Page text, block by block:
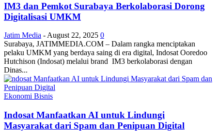
IM3 dan Pemkot Surabaya Berkolaborasi Dorong
Digitalisasi UMKM
Jatim Media - August 22, 2025 0
Surabaya, JATIMMEDIA.COM – Dalam rangka menciptakan
pelaku UMKM yang berdaya saing di era digital, Indosat Ooredoo
Hutchison (Indosat) melalui brand IM3 berkolaborasi dengan
Dinas...
Ekonomi Bisnis
Indosat Manfaatkan AI untuk Lindungi
Masyarakat dari Spam dan Penipuan Digital